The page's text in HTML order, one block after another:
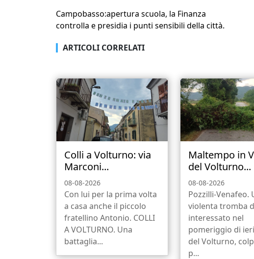
Campobasso:apertura scuola, la Finanza
controlla e presidia i punti sensibili della città.
ARTICOLI CORRELATI
Colli a Volturno: via
Marconi...
08-08-2026
Con lui per la prima volta
a casa anche il piccolo
fratellino Antonio. COLLI
A VOLTURNO. Una
battaglia...
Maltempo in
del Volturno...
08-08-2026
Pozzilli-Venafeo.
violenta tromba
interessato nel
pomeriggio di
del Volturno,
p...